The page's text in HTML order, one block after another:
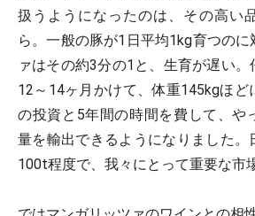
扱うようになったのは、その高い
ら。一般の豚が1日平均1kg育つの
ァはその約3分の1と、生育が遅い。
12～14ヶ月かけて、体重145kgほど
の投資と5年間の時間を費して、や
量を輸出できるようになりました。
100t程度で、我々にとって重要な市